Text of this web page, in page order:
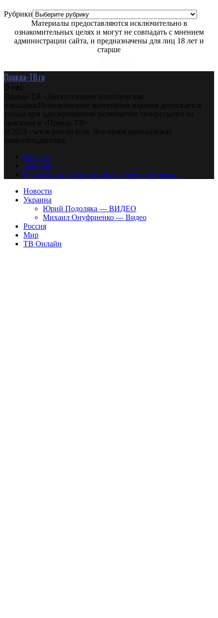
Рубрики
Материалы предоставляются исключительно в
ознакомительных целях и могут не совпадать с мнением
администрации сайта, и предназначены для лиц 18 лет и
старше
Правда-ТВ.ru
О нас
Правда-ТВ - Дискуссионно политическая
площадка.Использование материалов издания допускается
только при одновременном размещении гиперссылки на
оригинал в «Правда-ТВ»
@2023 - www.pravda-tv.ru. Все права принадлежат
правообладателям.
Главная
Авторам
Владельцам авторских прав. Ответственности.
Новости
Украина
Юрий Подоляка — ВИДЕО
Михаил Онуфриенко — Видео
Россия
Мир
ТВ Онлайн